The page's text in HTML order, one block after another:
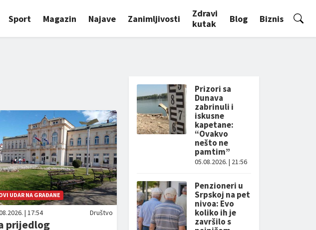
Sport Magazin Najave Zanimljivosti
Zdravi
kutak
Blog Biznis
UDAR NA GRAĐANE
| 17:54 Društvo
prijedlog
Prizori sa
Dunava
zabrinuli i
iskusne
kapetane:
“Ovakvo
nešto ne
pamtim”
05.08.2026. | 21:56
Penzioneri u
Srpskoj na pet
nivoa: Evo
koliko ih je
završilo s